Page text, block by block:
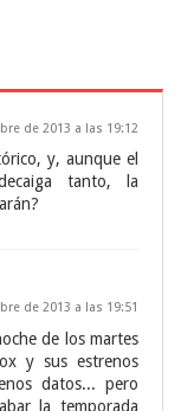
de 2013 a las 19:12
y, aunque el
tanto, la
de 2013 a las 19:51
de los martes
y sus estrenos
datos... pero
la temporada